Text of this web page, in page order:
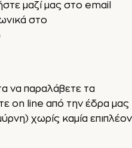
μαζί μας στο email
στο
να παραλάβετε τα
on line από την έδρα μας
χωρίς καμία επιπλέον